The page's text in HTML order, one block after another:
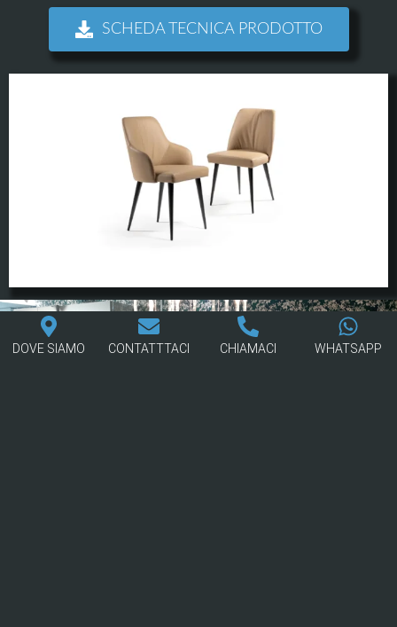
SCHEDA TECNICA PRODOTTO
DOVE SIAMO CONTATTTACI CHIAMACI WHATSAPP